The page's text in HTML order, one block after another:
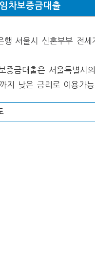
차보증금대출
증금대출은 서울특별시
지 낮은 금리로 이용가